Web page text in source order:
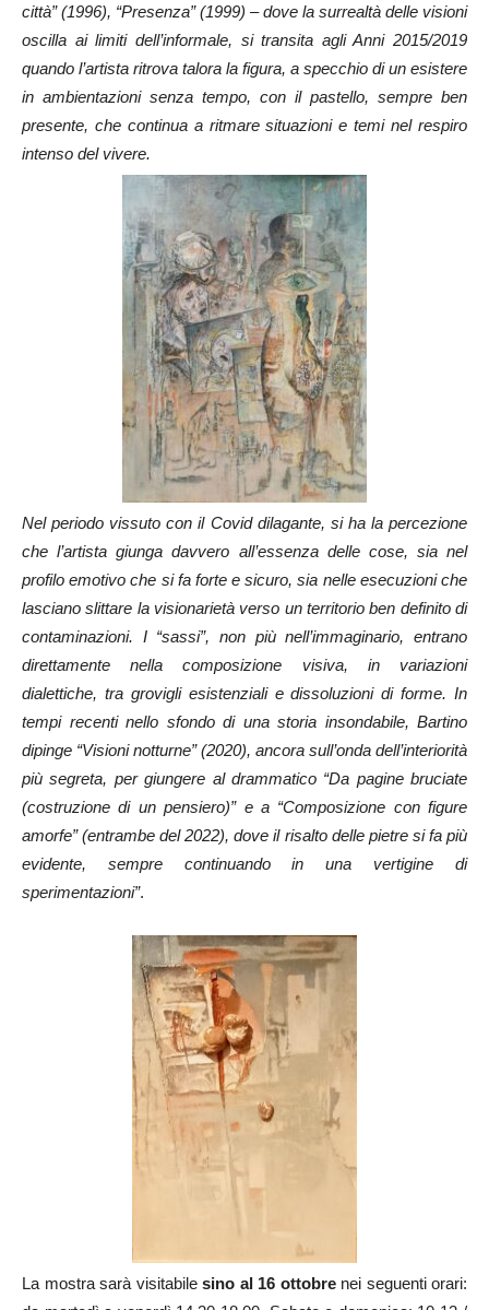
città” (1996), “Presenza” (1999) – dove la surrealtà delle visioni
oscilla ai limiti dell’informale, si transita agli Anni 2015/2019
quando l’artista ritrova talora la figura, a specchio di un esistere
in ambientazioni senza tempo, con il pastello, sempre ben
presente, che continua a ritmare situazioni e temi nel respiro
intenso del vivere.
Nel periodo vissuto con il Covid dilagante, si ha la percezione
che l’artista giunga davvero all’essenza delle cose, sia nel
profilo emotivo che si fa forte e sicuro, sia nelle esecuzioni che
lasciano slittare la visionarietà verso un territorio ben definito di
contaminazioni. I “sassi”, non più nell’immaginario, entrano
direttamente nella composizione visiva, in variazioni
dialettiche, tra grovigli esistenziali e dissoluzioni di forme. In
tempi recenti nello sfondo di una storia insondabile, Bartino
dipinge “Visioni notturne” (2020), ancora sull’onda dell’interiorità
più segreta, per giungere al drammatico “Da pagine bruciate
(costruzione di un pensiero)” e a “Composizione con figure
amorfe” (entrambe del 2022), dove il risalto delle pietre si fa più
evidente, sempre continuando in una vertigine di
sperimentazioni”.
La mostra sarà visitabile sino al 16 ottobrenei seguenti orari: